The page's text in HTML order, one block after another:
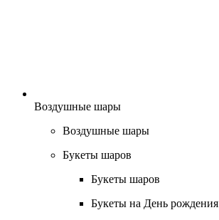
Воздушные шары
Воздушные шары
Букеты шаров
Букеты шаров
Букеты на День рождения